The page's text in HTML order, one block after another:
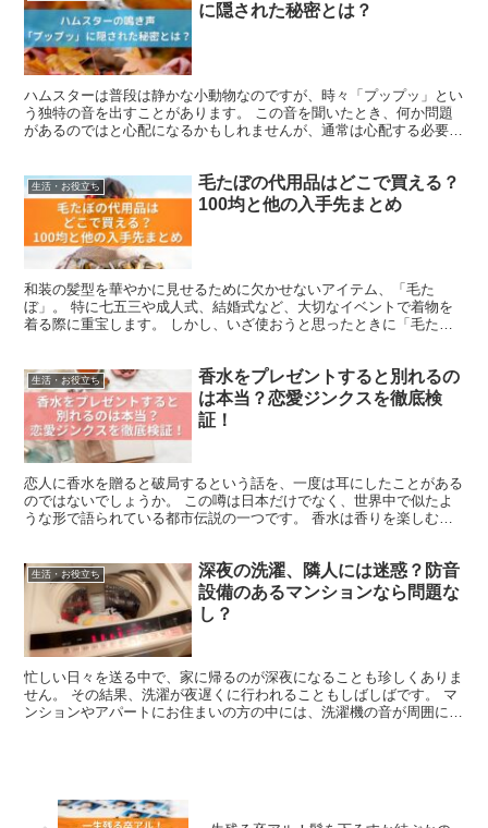
に隠された秘密とは？
ハムスターは普段は静かな小動物なのですが、時々「プップッ」とい
う独特の音を出すことがあります。 この音を聞いたとき、何か問題
があるのではと心配になるかもしれませんが、通常は心配する必要は
生活・お役立ち
毛たぼの代用品はどこで買える？
100均と他の入手先まとめ
和装の髪型を華やかに見せるために欠かせないアイテム、「毛た
ぼ」。 特に七五三や成人式、結婚式など、大切なイベントで着物を
着る際に重宝します。 しかし、いざ使おうと思ったときに「毛たぼ
生活・お役立ち
香水をプレゼントすると別れるの
は本当？恋愛ジンクスを徹底検
証！
恋人に香水を贈ると破局するという話を、一度は耳にしたことがある
のではないでしょうか。 この噂は日本だけでなく、世界中で似たよ
うな形で語られている都市伝説の一つです。 香水は香りを楽しむた
生活・お役立ち
深夜の洗濯、隣人には迷惑？防音
設備のあるマンションなら問題な
し？
忙しい日々を送る中で、家に帰るのが深夜になることも珍しくありま
せん。 その結果、洗濯が夜遅くに行われることもしばしばです。 マ
ンションやアパートにお住まいの方の中には、洗濯機の音が周囲に迷